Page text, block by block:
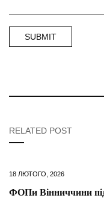
RELATED POST
18 ЛЮТОГО, 2026
ФОПи Вінниччини